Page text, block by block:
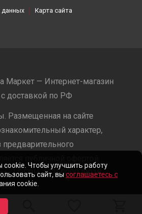
данных Карта сайта
Маркет — Интернет-магазин
доставкой по РФ
Размещенная на сайте
характер,
| ОГРН: 1235000079918
в
Чтобы улучшить работу
сайт, вы соглашаетесь с
cookie.